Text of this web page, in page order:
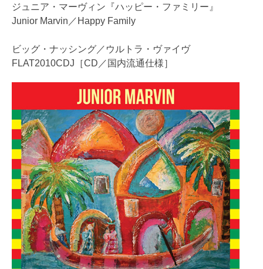
ジュニア・マーヴィン『ハッピー・ファミリー』
Junior Marvin／Happy Family
ビッグ・ナッシング／ウルトラ・ヴァイヴ
FLAT2010CDJ［CD／国内流通仕様］